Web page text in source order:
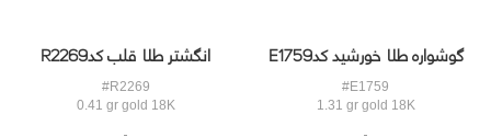
گوشواره طلا خورشید کدE1759
#E1759
1.31 gr gold 18K
انگشتر طلا قلب کدR2269
#R2269
0.41 gr gold 18K